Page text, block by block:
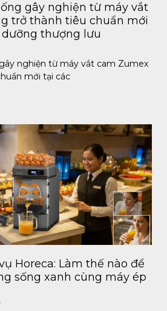
gây nghiện từ máy vắt
trở thành tiêu chuẩn mới
thượng lưu
nghiện từ máy vắt cam Zumex
mới tại các
Horeca: Làm thế nào để
sống xanh cùng máy ép